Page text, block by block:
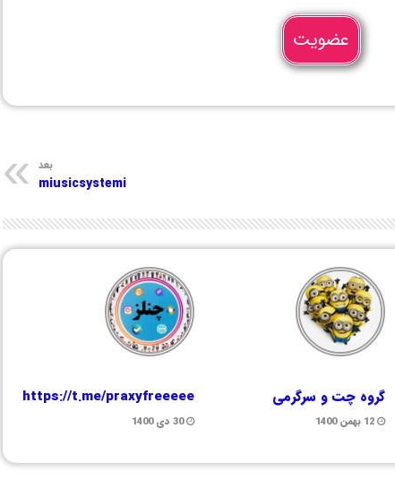
عضویت
بعد
miusicsystemi
گروه چت و سرگرمی
12 بهمن 1400
https://t.me/praxyfreeeee
30 دی 1400